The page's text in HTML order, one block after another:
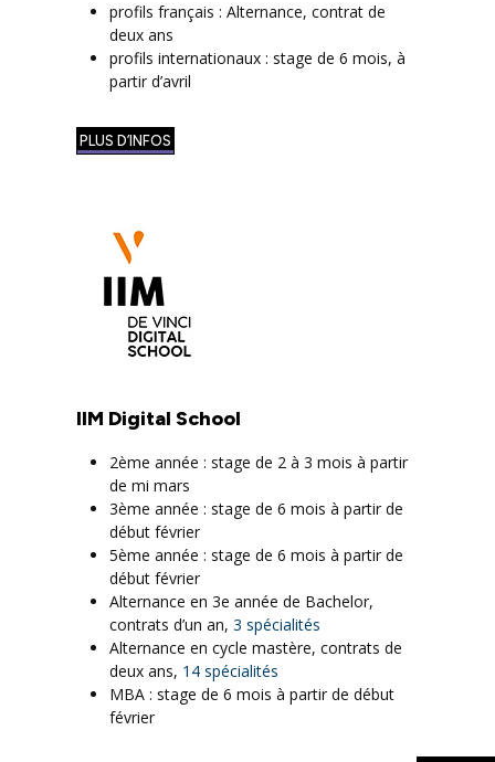
profils français : Alternance, contrat de
deux ans
profils internationaux : stage de 6 mois, à
partir d’avril
PLUS D’INFOS
IIM Digital School
2ème année : stage de 2 à 3 mois à partir
de mi mars
3ème année : stage de 6 mois à partir de
début février
5ème année : stage de 6 mois à partir de
début février
Alternance en 3e année de Bachelor,
contrats d’un an, 3 spécialités
Alternance en cycle mastère, contrats de
deux ans, 14 spécialités
MBA : stage de 6 mois à partir de début
février